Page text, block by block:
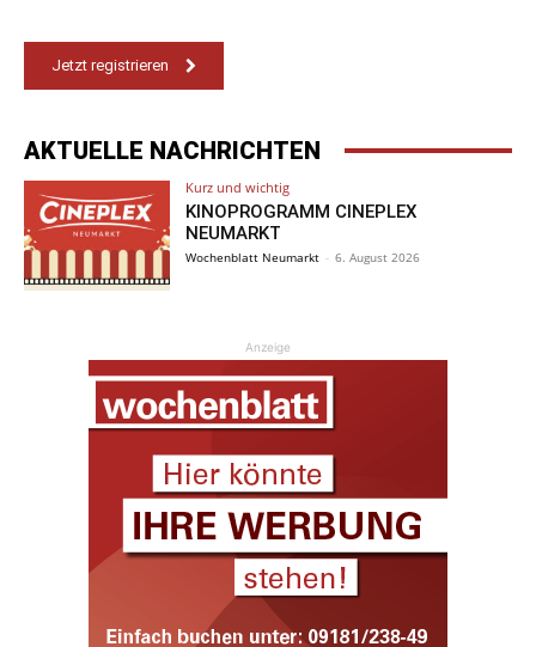
Jetzt registrieren
AKTUELLE NACHRICHTEN
Kurz und wichtig
KINOPROGRAMM CINEPLEX
NEUMARKT
Wochenblatt Neumarkt - 6. August 2026
Anzeige